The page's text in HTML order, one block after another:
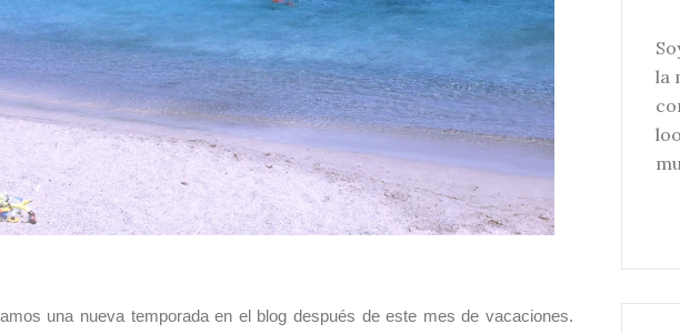
una nueva temporada en el blog después de este mes de vacaciones.
la